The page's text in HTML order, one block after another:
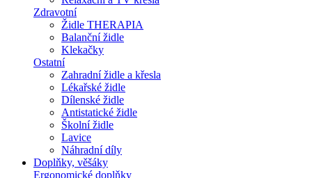
Zdravotní
Židle THERAPIA
Balanční židle
Klekačky
Ostatní
Zahradní židle a křesla
Lékařské židle
Dílenské židle
Antistatické židle
Školní židle
Lavice
Náhradní díly
Doplňky, věšáky
Ergonomické doplňky